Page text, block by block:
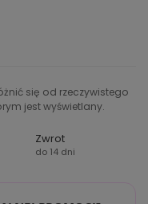
się od rzeczywistego
jest wyświetlany.
Zwrot
do 14 dni